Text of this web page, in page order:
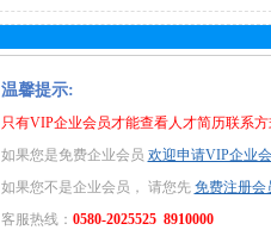
温馨提示:
只有VIP企业会员才能查看人才简历联系方
如果您是免费企业会员 欢迎申请VIP企业
如果您不是企业会员， 请您先 免费注册会
客服热线： 0580-2025525 8910000